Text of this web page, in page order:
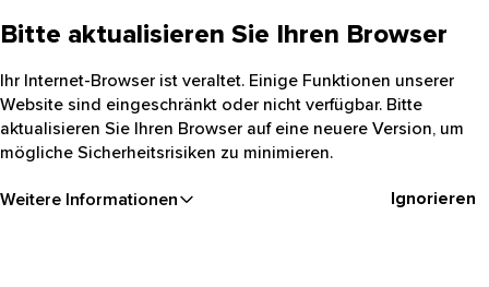
Bitte aktualisieren Sie Ihren Browser
Ihr Internet-Browser ist veraltet. Einige Funktionen unserer
Website sind eingeschränkt oder nicht verfügbar. Bitte
aktualisieren Sie Ihren Browser auf eine neuere Version, um
mögliche Sicherheitsrisiken zu minimieren.
Weitere Informationen Ignorieren